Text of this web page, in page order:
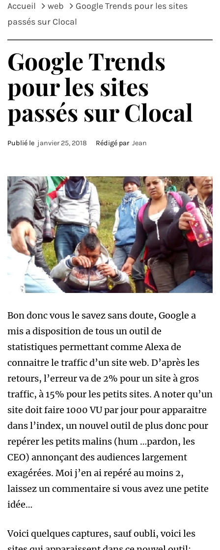
Accueil web
Google Trends pour les sites
passés sur Clocal
Google Trends
pour les sites
passés sur Clocal
Publié le janvier 25, 2018 Rédigé par Jean
Bon donc vous le savez sans doute, Google a
mis a disposition de tous un outil de
statistiques permettant comme Alexa de
connaitre le traffic d’un site web. D’après les
retours, l’erreur va de 2% pour un site à gros
traffic, à 15% pour les petits sites. A noter qu’un
site doit faire 1000 VU par jour pour apparaitre
dans l’index, un nouvel outil de plus donc pour
repérer les petits malins (hum …pardon, les
CEO) annonçant des audiences largement
exagérées. Moi j’en ai repéré au moins 2,
laissez un commentaire si vous avez une petite
idée…
Voici quelques captures, sauf oubli, voici les